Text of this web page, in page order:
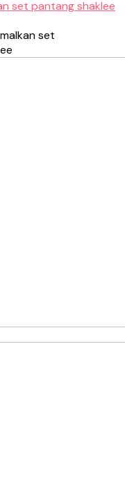
set pantang shaklee
set